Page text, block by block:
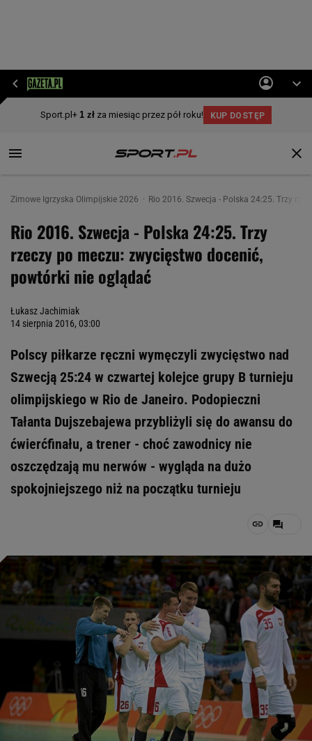
Zimowe Igrzyska Olimpijskie 2026 Rio 2016. Szwecja - Polska 24:25. Trzy
Rio 2016. Szwecja - Polska 24:25. Trzy
rzeczy po meczu: zwycięstwo docenić,
powtórki nie oglądać
Łukasz Jachimiak
14 sierpnia 2016, 03:00
Polscy piłkarze ręczni wymęczyli zwycięstwo nad
Szwecją 25:24 w czwartej kolejce grupy B turnieju
olimpijskiego w Rio de Janeiro. Podopieczni
Tałanta Dujszebajewa przybliżyli się do awansu do
ćwierćfinału, a trener - choć zawodnicy nie
oszczędzają mu nerwów - wygląda na dużo
spokojniejszego niż na początku turnieju